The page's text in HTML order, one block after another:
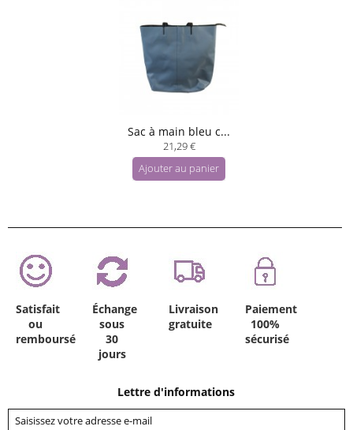
Sac à main bleu c...
21,29 €
Ajouter au panier
Satisfait
ou
remboursé
Échange
sous
30
jours
Livraison
gratuite
Paiement
100%
sécurisé
Lettre d'informations